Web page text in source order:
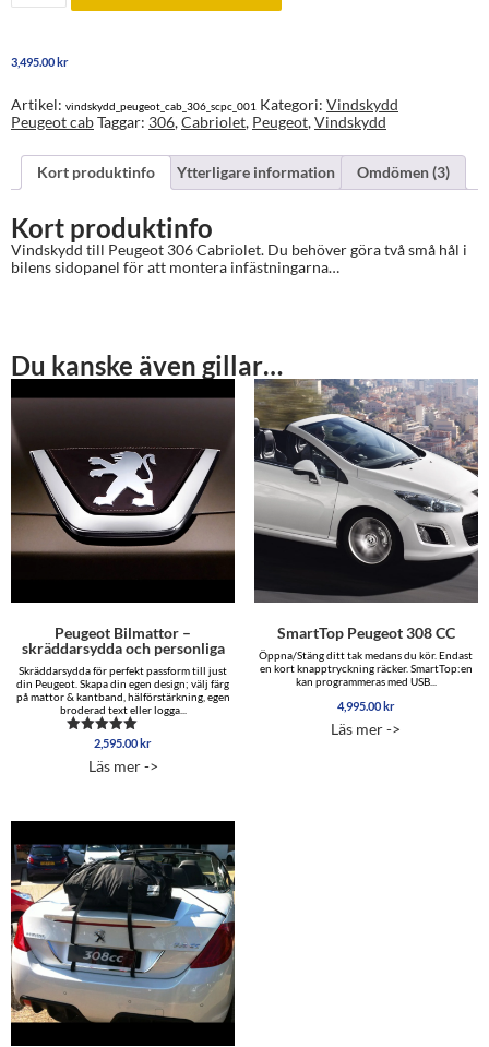
Peugeot
mängd
3,495.00kr
Artikel: vindskydd_peugeot_cab_306_scpc_001 Kategori: Vindskydd
Peugeot cabTaggar: 306,Cabriolet, Peugeot,Vindskydd
Kort produktinfo Ytterligare information Omdömen (3)
Kort produktinfo
Vindskydd till Peugeot 306 Cabriolet. Du behöver göra två små hål i
bilens sidopanel för att montera infästningarna…
Du kanske även gillar…
Peugeot Bilmattor –
skräddarsydda och personliga
Skräddarsydda för perfekt passform till just
din Peugeot. Skapa din egen design; välj färg
på mattor & kantband, hälförstärkning, egen
broderad text eller logga...
Betygsatt
av 5
2,595.00 kr
Läs mer ->
SmartTop Peugeot 308 CC
Öppna/Stäng ditt tak medans du kör. Endast
en kort knapptryckning räcker. SmartTop:en
kan programmeras med USB...
4,995.00 kr
Läs mer ->